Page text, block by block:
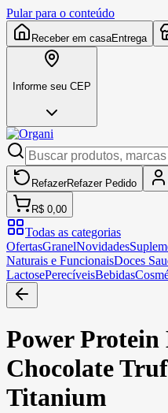
Pular para o conteúdo
Receber em casaEntrega
Informe seu CEP
RefazerRefazer Pedido
R$ 0,00
Todas as categorias
OfertasGranelNovidades
Naturais e FuncionaisDoces
LactosePerecíveisBebidas
Power
Chocolate
Titanium